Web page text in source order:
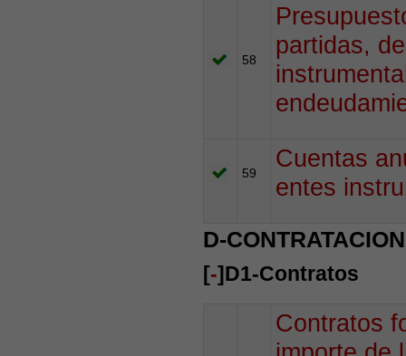
58
partidas,
59
Cuentas
entes
D-
[-]D1-Contratos
Contratos